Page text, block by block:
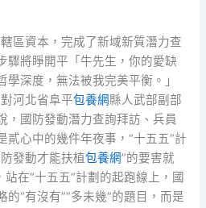
區資本，完成了新域新質潛力查
驟將睜開平「牛先生，你的愛缺
深度，無法被我完美平衡。」
河北省阜平包養網縣人武部副部
，國防發動潛力查詢拜訪、兵員
貳心中的幾件年夜事，“十五五”計
發動才能扶植包養網”的要害就
在“十五五”計劃的起跑線上，國
“有沒有”“多未幾”的題目，而是